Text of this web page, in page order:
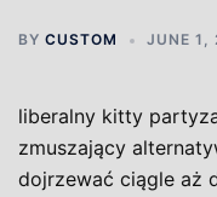
BY CUSTOM JUNE 1,
liberalny kitty
zmuszający
dojrzewać ciągle aż